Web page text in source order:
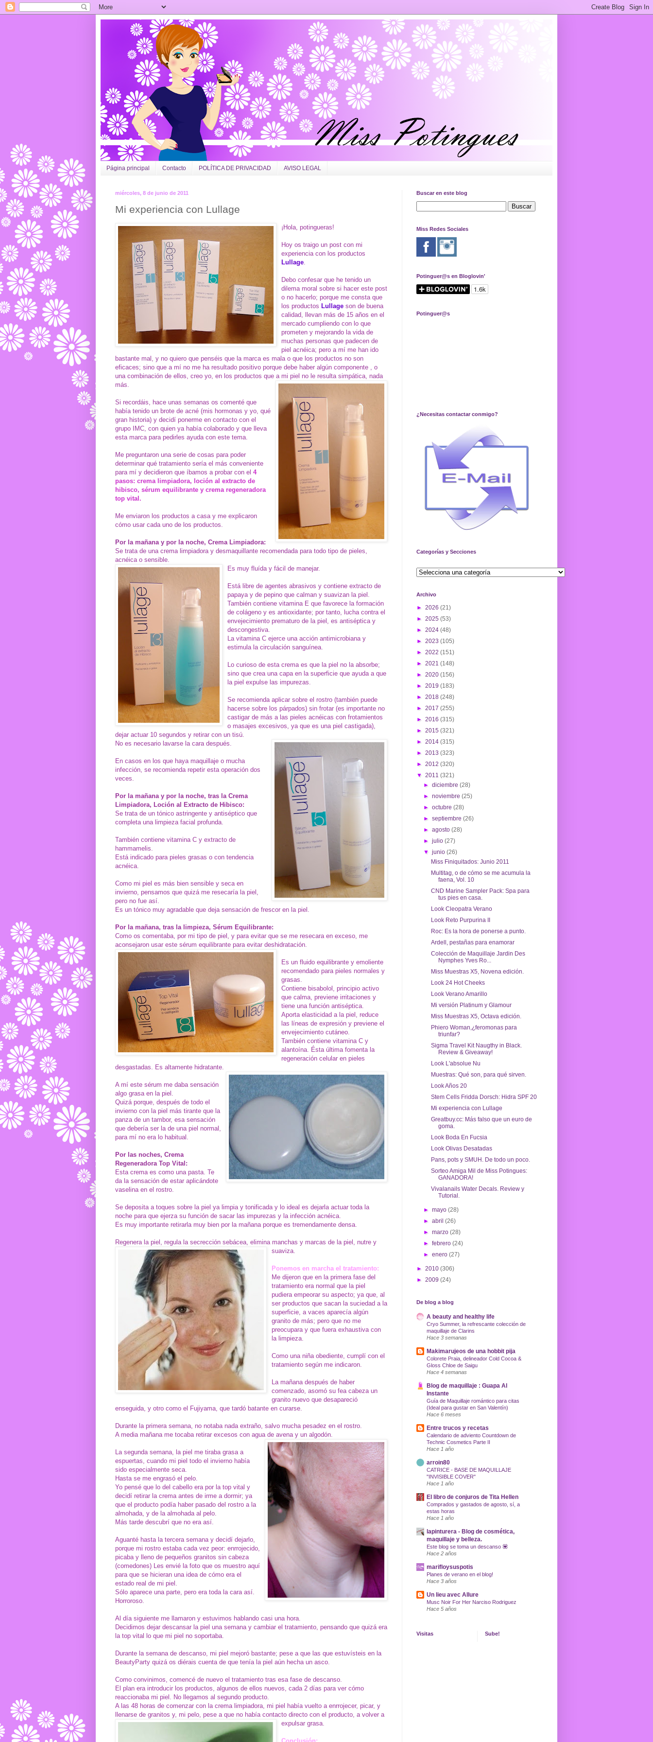
Página principal Contacto POLÍTICA DE PRIVACIDAD AVISO LEGAL
miércoles, 8 de junio de 2011
Mi experiencia con Lullage
¡Hola, potingueras!
Hoy os traigo un post con mi
experiencia con los productos
Lullage.
Debo confesar que he tenido un
dilema moral sobre si hacer este post
o no hacerlo; porque me consta que
los productos Lullage son de buena
calidad, llevan más de 15 años en el
mercado cumpliendo con lo que
prometen y mejorando la vida de
muchas personas que padecen de
piel acnéica; pero a mí me han ido
bastante mal, y no quiero que penséis que la marca es mala o que los productos no son
eficaces; sino que a mí no me ha resultado positivo porque debe haber algún componente , o
una combinación de ellos, creo yo, en los productos que a mi piel no le resulta simpática, nada
más.
Si recordáis, hace unas semanas os comenté que
había tenido un brote de acné (mis hormonas y yo, qué
gran historia) y decidí ponerme en contacto con el
grupo IMC, con quien ya había colaborado y que lleva
esta marca para pedirles ayuda con este tema.
Me preguntaron una serie de cosas para poder
determinar qué tratamiento sería el más conveniente
para mí y decidieron que íbamos a probar con el 4
pasos: crema limpiadora, loción al extracto de
hibisco, sérum equilibrante y crema regeneradora
top vital.
Me enviaron los productos a casa y me explicaron
cómo usar cada uno de los productos.
Por la mañana y por la noche, Crema Limpiadora:
Se trata de una crema limpiadora y desmaquillante recomendada para todo tipo de pieles,
acnéica o sensible.
Es muy fluída y fácil de manejar.
Está libre de agentes abrasivos y contiene extracto de
papaya y de pepino que calman y suavizan la piel.
También contiene vitamina E que favorece la formación
de colágeno y es antioxidante; por tanto, lucha contra el
envejecimiento prematuro de la piel, es antiséptica y
descongestiva.
La vitamina C ejerce una acción antimicrobiana y
estimula la circulación sanguínea.
Lo curioso de esta crema es que la piel no la absorbe;
sino que crea una capa en la superficie que ayuda a que
la piel expulse las impurezas.
Se recomienda aplicar sobre el rostro (también puede
hacerse sobre los párpados) sin frotar (es importante no
castigar de más a las pieles acnéicas con frotamientos
o masajes excesivos, ya que es una piel castigada),
dejar actuar 10 segundos y retirar con un tisú.
No es necesario lavarse la cara después.
En casos en los que haya maquillaje o mucha
infección, se recomienda repetir esta operación dos
veces.
Por la mañana y por la noche, tras la Crema
Limpiadora, Loción al Extracto de Hibisco:
Se trata de un tónico astringente y antiséptico que
completa una limpieza facial profunda.
También contiene vitamina C y extracto de
hammamelis.
Está indicado para pieles grasas o con tendencia
acnéica.
Como mi piel es más bien sensible y seca en
invierno, pensamos que quizá me resecaría la piel,
pero no fue así.
Es un tónico muy agradable que deja sensación de frescor en la piel.
Por la mañana, tras la limpieza, Sérum Equilibrante:
Como os comentaba, por mi tipo de piel, y para evitar que se me resecara en exceso, me
aconsejaron usar este sérum equilibrante para evitar deshidratación.
Es un fluido equilibrante y emoliente
recomendado para pieles normales y
grasas.
Contiene bisabolol, principio activo
que calma, previene irritaciones y
tiene una función antiséptica.
Aporta elasticidad a la piel, reduce
las líneas de expresión y previene el
envejecimiento cutáneo.
También contiene vitamina C y
alantoína. Ésta última fomenta la
regeneración celular en pieles
desgastadas. Es altamente hidratante.
A mí este sérum me daba sensación
algo grasa en la piel.
Quizá porque, después de todo el
invierno con la piel más tirante que la
panza de un tambor, esa sensación
que debería ser la de una piel normal,
para mí no era lo habitual.
Por las noches, Crema
Regeneradora Top Vital:
Esta crema es como una pasta. Te
da la sensación de estar aplicándote
vaselina en el rostro.
Se deposita a toques sobre la piel ya limpia y tonificada y lo ideal es dejarla actuar toda la
noche para que ejerza su función de sacar las impurezas y la infección acnéica.
Es muy importante retirarla muy bien por la mañana porque es tremendamente densa.
Regenera la piel, regula la secrección sebácea, elimina manchas y marcas de la piel, nutre y
suaviza.
Ponemos en marcha el tratamiento:
Me dijeron que en la primera fase del
tratamiento era normal que la piel
pudiera empeorar su aspecto; ya que, al
ser productos que sacan la suciedad a la
superficie, a vaces aparecía algún
granito de más; pero que no me
preocupara y que fuera exhaustiva con
la limpieza.
Como una niña obediente, cumplí con el
tratamiento según me indicaron.
La mañana después de haber
comenzado, asomó su fea cabeza un
granito nuevo que desapareció
enseguida, y otro como el Fujiyama, que tardó batante en curarse.
Durante la primera semana, no notaba nada extraño, salvo mucha pesadez en el rostro.
A media mañana me tocaba retirar excesos con agua de avena y un algodón.
La segunda semana, la piel me tiraba grasa a
espuertas, cuando mi piel todo el invierno había
sido especialmente seca.
Hasta se me engrasó el pelo.
Yo pensé que lo del cabello era por la top vital y
decidí retirar la crema antes de irme a dormir; ya
que el producto podía haber pasado del rostro a la
almohada, y de la almohada al pelo.
Más tarde descubrí que no era así.
Aguanté hasta la tercera semana y decidí dejarlo,
porque mi rostro estaba cada vez peor: enrrojecido,
picaba y lleno de pequeños granitos sin cabeza
(comedones) Les envié la foto que os muestro aquí
para que se hicieran una idea de cómo era el
estado real de mi piel.
Sólo aparece una parte, pero era toda la cara así.
Horroroso.
Al día siguiente me llamaron y estuvimos hablando casi una hora.
Decidimos dejar descansar la piel una semana y cambiar el tratamiento, pensando que quizá era
la top vital lo que mi piel no soportaba.
Durante la semana de descanso, mi piel mejoró bastante; pese a que las que estuvísteis en la
BeautyParty quizá os diérais cuenta de que tenía la piel aún hecha un asco.
Como convinimos, comencé de nuevo el tratamiento tras esa fase de descanso.
El plan era introducir los productos, algunos de ellos nuevos, cada 2 días para ver cómo
reaccionaba mi piel. No llegamos al segundo producto.
A las 48 horas de comenzar con la crema limpiadora, mi piel había vuelto a enrrojecer, picar, y
llenarse de granitos y, mi pelo, pese a que no había contacto directo con el producto, a volver a
expulsar grasa.
Buscar en este blog
Miss Redes Sociales
Potinguer@s en Bloglovin'
Potinguer@s
¿Necesitas contactar conmigo?
Categorías y Secciones
Archivo
► 2026 (21)
► 2025 (53)
► 2024 (48)
► 2023 (105)
► 2022 (151)
► 2021 (148)
► 2020 (156)
► 2019 (183)
► 2018 (248)
► 2017 (255)
► 2016 (315)
► 2015 (321)
► 2014 (315)
► 2013 (323)
► 2012 (320)
▼ 2011 (321)
►diciembre(28)
►noviembre(25)
►octubre(28)
►septiembre(26)
►agosto(28)
►julio(27)
▼junio(26)
Miss Finiquitados: Junio 2011
Multitag, o de cómo se me acumula la
faena, Vol. 10
CND Marine Sampler Pack: Spa para
tus pies en casa.
Look Cleopatra Verano
Look Reto Purpurina II
Roc: Es la hora de ponerse a punto.
Ardell, pestañas para enamorar
Colección de Maquillaje Jardin Des
Nymphes Yves Ro...
Miss Muestras X5, Novena edición.
Look 24 Hot Cheeks
Look Verano Amarillo
Mi versión Platinum y Glamour
Miss Muestras X5, Octava edición.
Phiero Woman,¿feromonas para
triunfar?
Sigma Travel Kit Naugthy in Black.
Review & Giveaway!
Look L'absolue Nu
Muestras: Qué son, para qué sirven.
Look Años 20
Stem Cells Fridda Dorsch: Hidra SPF 20
Mi experiencia con Lullage
Greatbuy.cc: Más falso que un euro de
goma.
Look Boda En Fucsia
Look Olivas Desatadas
Pans, pots y SMUH. De todo un poco.
Sorteo Amiga Mil de Miss Potingues:
GANADORA!
Vivalanails Water Decals. Review y
Tutorial.
►mayo(28)
►abril(26)
►marzo(28)
►febrero(24)
►enero(27)
► 2010 (306)
► 2009 (24)
De blog a blog
A beauty and healthy life
Cryo Summer, la refrescante colección de
maquillaje de Clarins
Hace 3 semanas
Makimarujeos de una hobbit pija
Colorete Praia, delineador Cold Cocoa &
Gloss Chloe de Saigu
Hace 4 semanas
Blog de maquillaje : Guapa Al
Instante
Guía de Maquillaje romántico para citas
(Ideal para gustar en San Valentín)
Hace 6 meses
Entre trucos y recetas
Calendario de adviento Countdown de
Technic Cosmetics Parte II
Hace 1 año
arroin80
CATRICE - BASE DE MAQUILLAJE
"INVISIBLE COVER"
Hace 1 año
El libro de conjuros de Tita Hellen
Comprados y gastados de agosto, sí, a
estas horas
Hace 1 año
lapinturera - Blog de cosmética,
maquillaje y belleza.
Este blog se toma un descanso 💟
Hace 2 años
marifloysuspotis
Planes de verano en el blog!
Hace 3 años
Un lieu avec Allure
Musc Noir For Her Narciso Rodriguez
Hace 5 años
Visitas Sube!